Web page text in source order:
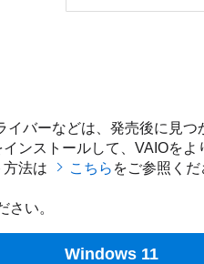
イバーなどは、発売後に見
ンストールして、VAIOをよ
方法は
こちら をご参照くだ
さい。
Windows 11